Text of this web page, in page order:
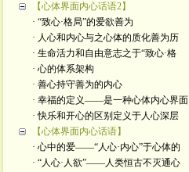
【心体界面内心话语2】
· “致心·格局”的爱欲善为
· 人心和内心与之心体的质化善为历
· 生命活力和自由意志之于“致心·格
· 心的体系架构
· 善心持守善为的内心
· 幸福的定义——是一种心体内心界面
· 快乐和开心的区别定义于人心深层
【心体界面内心话语】
· 心中的爱——“人心·内心”于心体的
· “人心·人欲”——人类恒古不灭通心